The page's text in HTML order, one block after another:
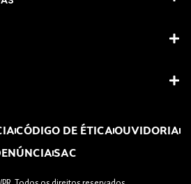
CÓDIGO DE ÉTICAOUVIDORIA
SAC